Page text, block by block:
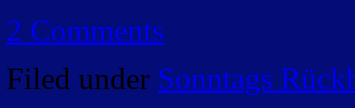
2 Comments
Filed under Sonntags